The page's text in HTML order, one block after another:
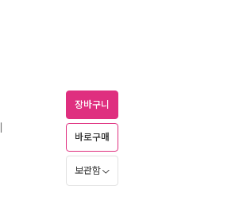
장바구니
바로구매
보관함